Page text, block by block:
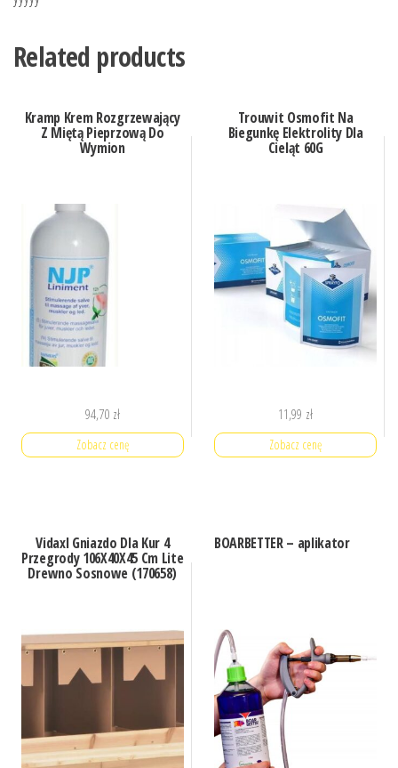
Related products
Kramp Krem Rozgrzewający
Z Miętą Pieprzową Do
Wymion
94,70 zł
Zobacz cenę
Trouwit Osmofit Na
Biegunkę Elektrolity Dla
Cieląt 60G
11,99 zł
Zobacz cenę
Vidaxl Gniazdo Dla Kur 4
Przegrody 106X40X45 Cm Lite
Drewno Sosnowe (170658)
BOARBETTER – aplikator